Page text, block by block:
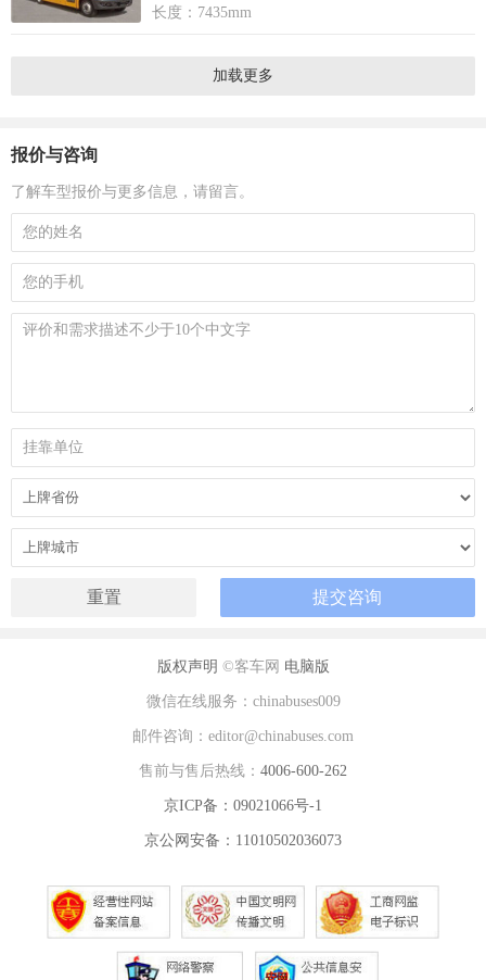
长度：7435mm
加载更多
报价与咨询
了解车型报价与更多信息，请留言。
版权声明 ©客车网 电脑版
微信在线服务：chinabuses009
邮件咨询：editor@chinabuses.com
售前与售后热线： 4006-600-262
京ICP备：09021066号-1
京公网安备：11010502036073